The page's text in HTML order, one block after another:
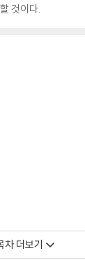
것이다.
해악인가 41
있는가? 42
차 더보기